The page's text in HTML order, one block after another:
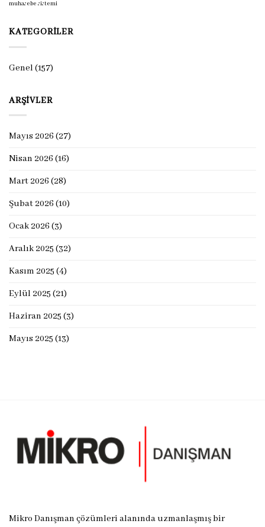
muhasebe sistemi
KATEGORILER
Genel(157)
ARŞIVLER
Mayıs 2026 (27)
Nisan 2026 (16)
Mart 2026 (28)
Şubat 2026 (10)
Ocak 2026 (3)
Aralık 2025 (32)
Kasım 2025 (4)
Eylül 2025 (21)
Haziran 2025 (3)
Mayıs 2025 (13)
Mikro Danışman çözümleri alanında uzmanlaşmış bir